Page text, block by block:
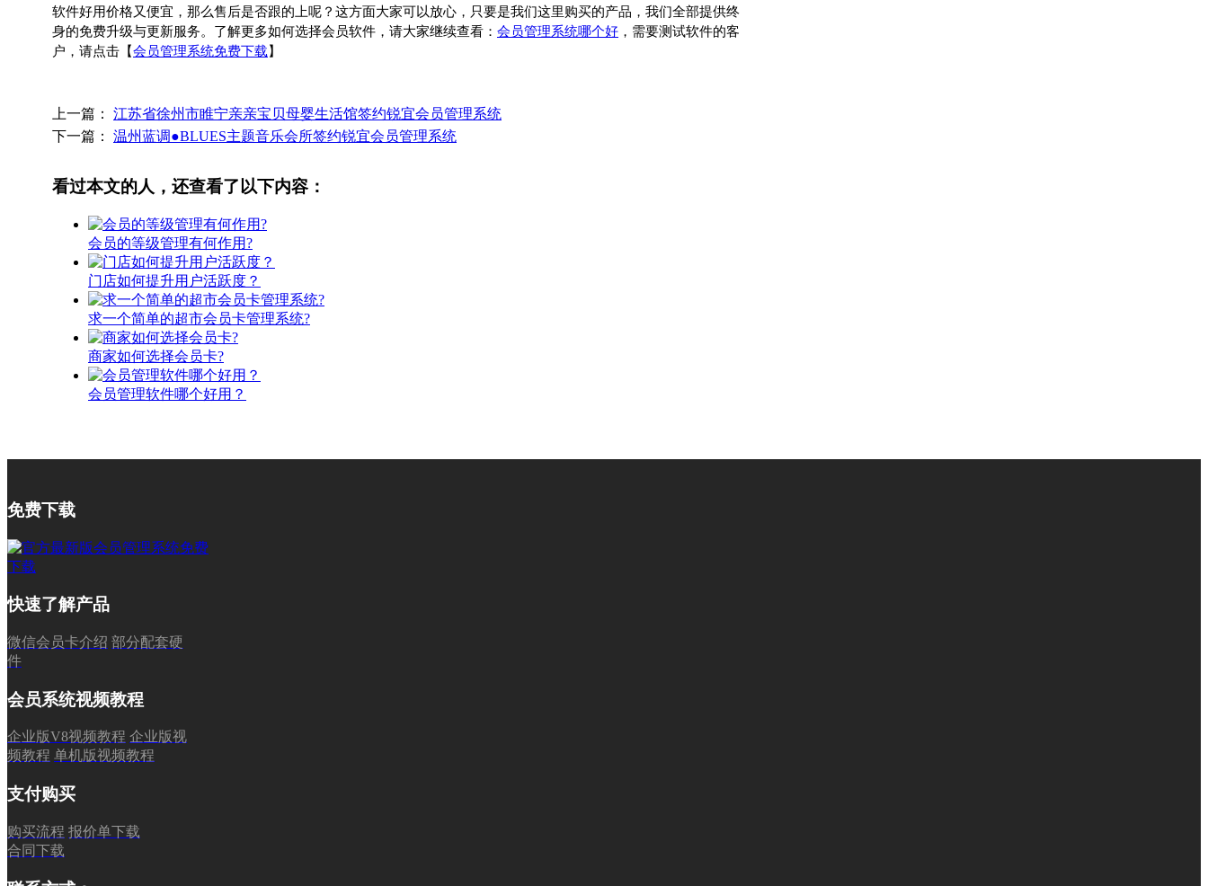
软件好用价格又便宜，那么售后是否跟的上呢？这方面大家可以放心，只要是我们这里购买的产品，我们全部提供终
身的免费升级与更新服务。了解更多如何选择会员软件，请大家继续查看： 会员管理系统哪个好 ，需要测试软件的客
户，请点击【会员管理系统免费下载】
上一篇： 江苏省徐州市睢宁亲亲宝贝母婴生活馆签约锐宜会员管理系统
下一篇： 温州蓝调●BLUES主题音乐会所签约锐宜会员管理系统
看过本文的人，还查看了以下内容：
会员的等级管理有何作用?
门店如何提升用户活跃度？
求一个简单的超市会员卡管理系统?
商家如何选择会员卡?
会员管理软件哪个好用？
免费下载
快速了解产品
微信会员卡介绍 部分配套硬
件
会员系统视频教程
企业版V8视频教程 企业版视
频教程 单机版视频教程
支付购买
购买流程 报价单下载
合同下载